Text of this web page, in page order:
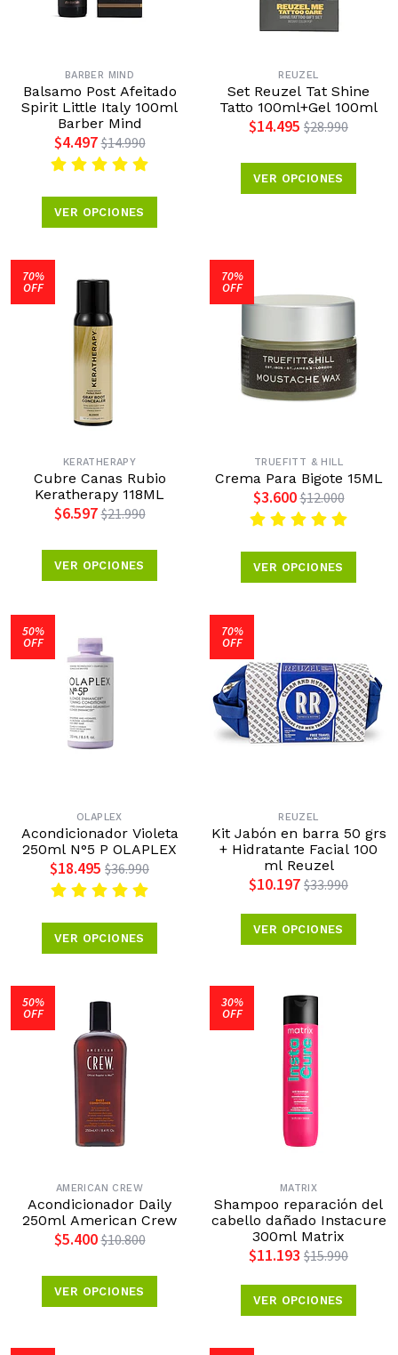
BARBER MIND
Balsamo Post Afeitado
Spirit Little Italy 100ml
Barber Mind
$4.497 $14.990
VER OPCIONES
REUZEL
Set Reuzel Tat Shine
Tatto 100ml+Gel 100ml
$14.495 $28.990
VER OPCIONES
70%
OFF
KERATHERAPY
Cubre Canas Rubio
Keratherapy 118ML
$6.597 $21.990
VER OPCIONES
70%
OFF
TRUEFITT & HILL
Crema Para Bigote 15ML
$3.600 $12.000
VER OPCIONES
50%
OFF
OLAPLEX
Acondicionador Violeta
250ml N°5 P OLAPLEX
$18.495 $36.990
VER OPCIONES
70%
OFF
REUZEL
Kit Jabón en barra 50 grs
+ Hidratante Facial 100
ml Reuzel
$10.197 $33.990
VER OPCIONES
50%
OFF
AMERICAN CREW
Acondicionador Daily
250ml American Crew
$5.400 $10.800
VER OPCIONES
30%
OFF
MATRIX
Shampoo reparación del
cabello dañado Instacure
300ml Matrix
$11.193 $15.990
VER OPCIONES